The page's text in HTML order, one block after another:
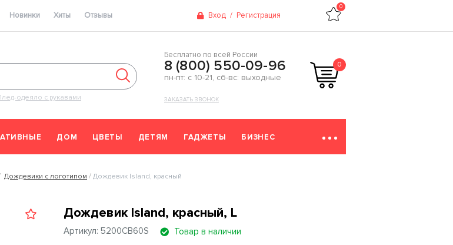
Новинки Хиты Отзывы Вход / Регистрация
0
одеяло с рукавами
Бесплатно по всей России
8 (800) 550-09-96
пн-пт: с 10-21, сб-вс: выходные
ЗАКАЗАТЬ ЗВОНОК
0
ДОМ ЦВЕТЫ ДЕТЯМ ГАДЖЕТЫ БИЗНЕС
Дождевики с логотипом Дождевик Island, красный
Дождевик Island, красный, L
Артикул: 5200CB60S Товар в наличии